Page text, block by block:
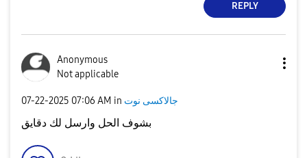
REPLY
Anonymous
Not applicable
‎07-22-2025 07:06 AM in جالاكسى نوت
بشوف الحل وارسل لك دقايق